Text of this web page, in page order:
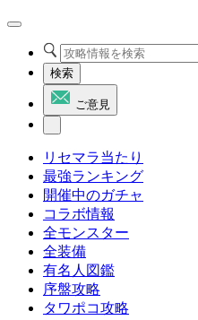
検索
ご意見
リセマラ当たり
最強ランキング
開催中のガチャ
コラボ情報
全モンスター
全装備
有名人図鑑
序盤攻略
タワポコ攻略